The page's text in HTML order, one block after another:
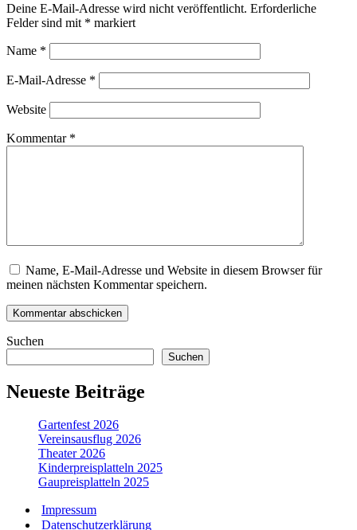
Deine E-Mail-Adresse wird nicht veröffentlicht. Erforderliche
Felder sind mit * markiert
Name *
E-Mail-Adresse *
Website
Kommentar *
Name, E-Mail-Adresse und Website in diesem Browser für
meinen nächsten Kommentar speichern.
Suchen
Suchen
Neueste Beiträge
Gartenfest 2026
Vereinsausflug 2026
Theater 2026
Kinderpreisplatteln 2025
Gaupreisplatteln 2025
Impressum
Datenschutzerklärung